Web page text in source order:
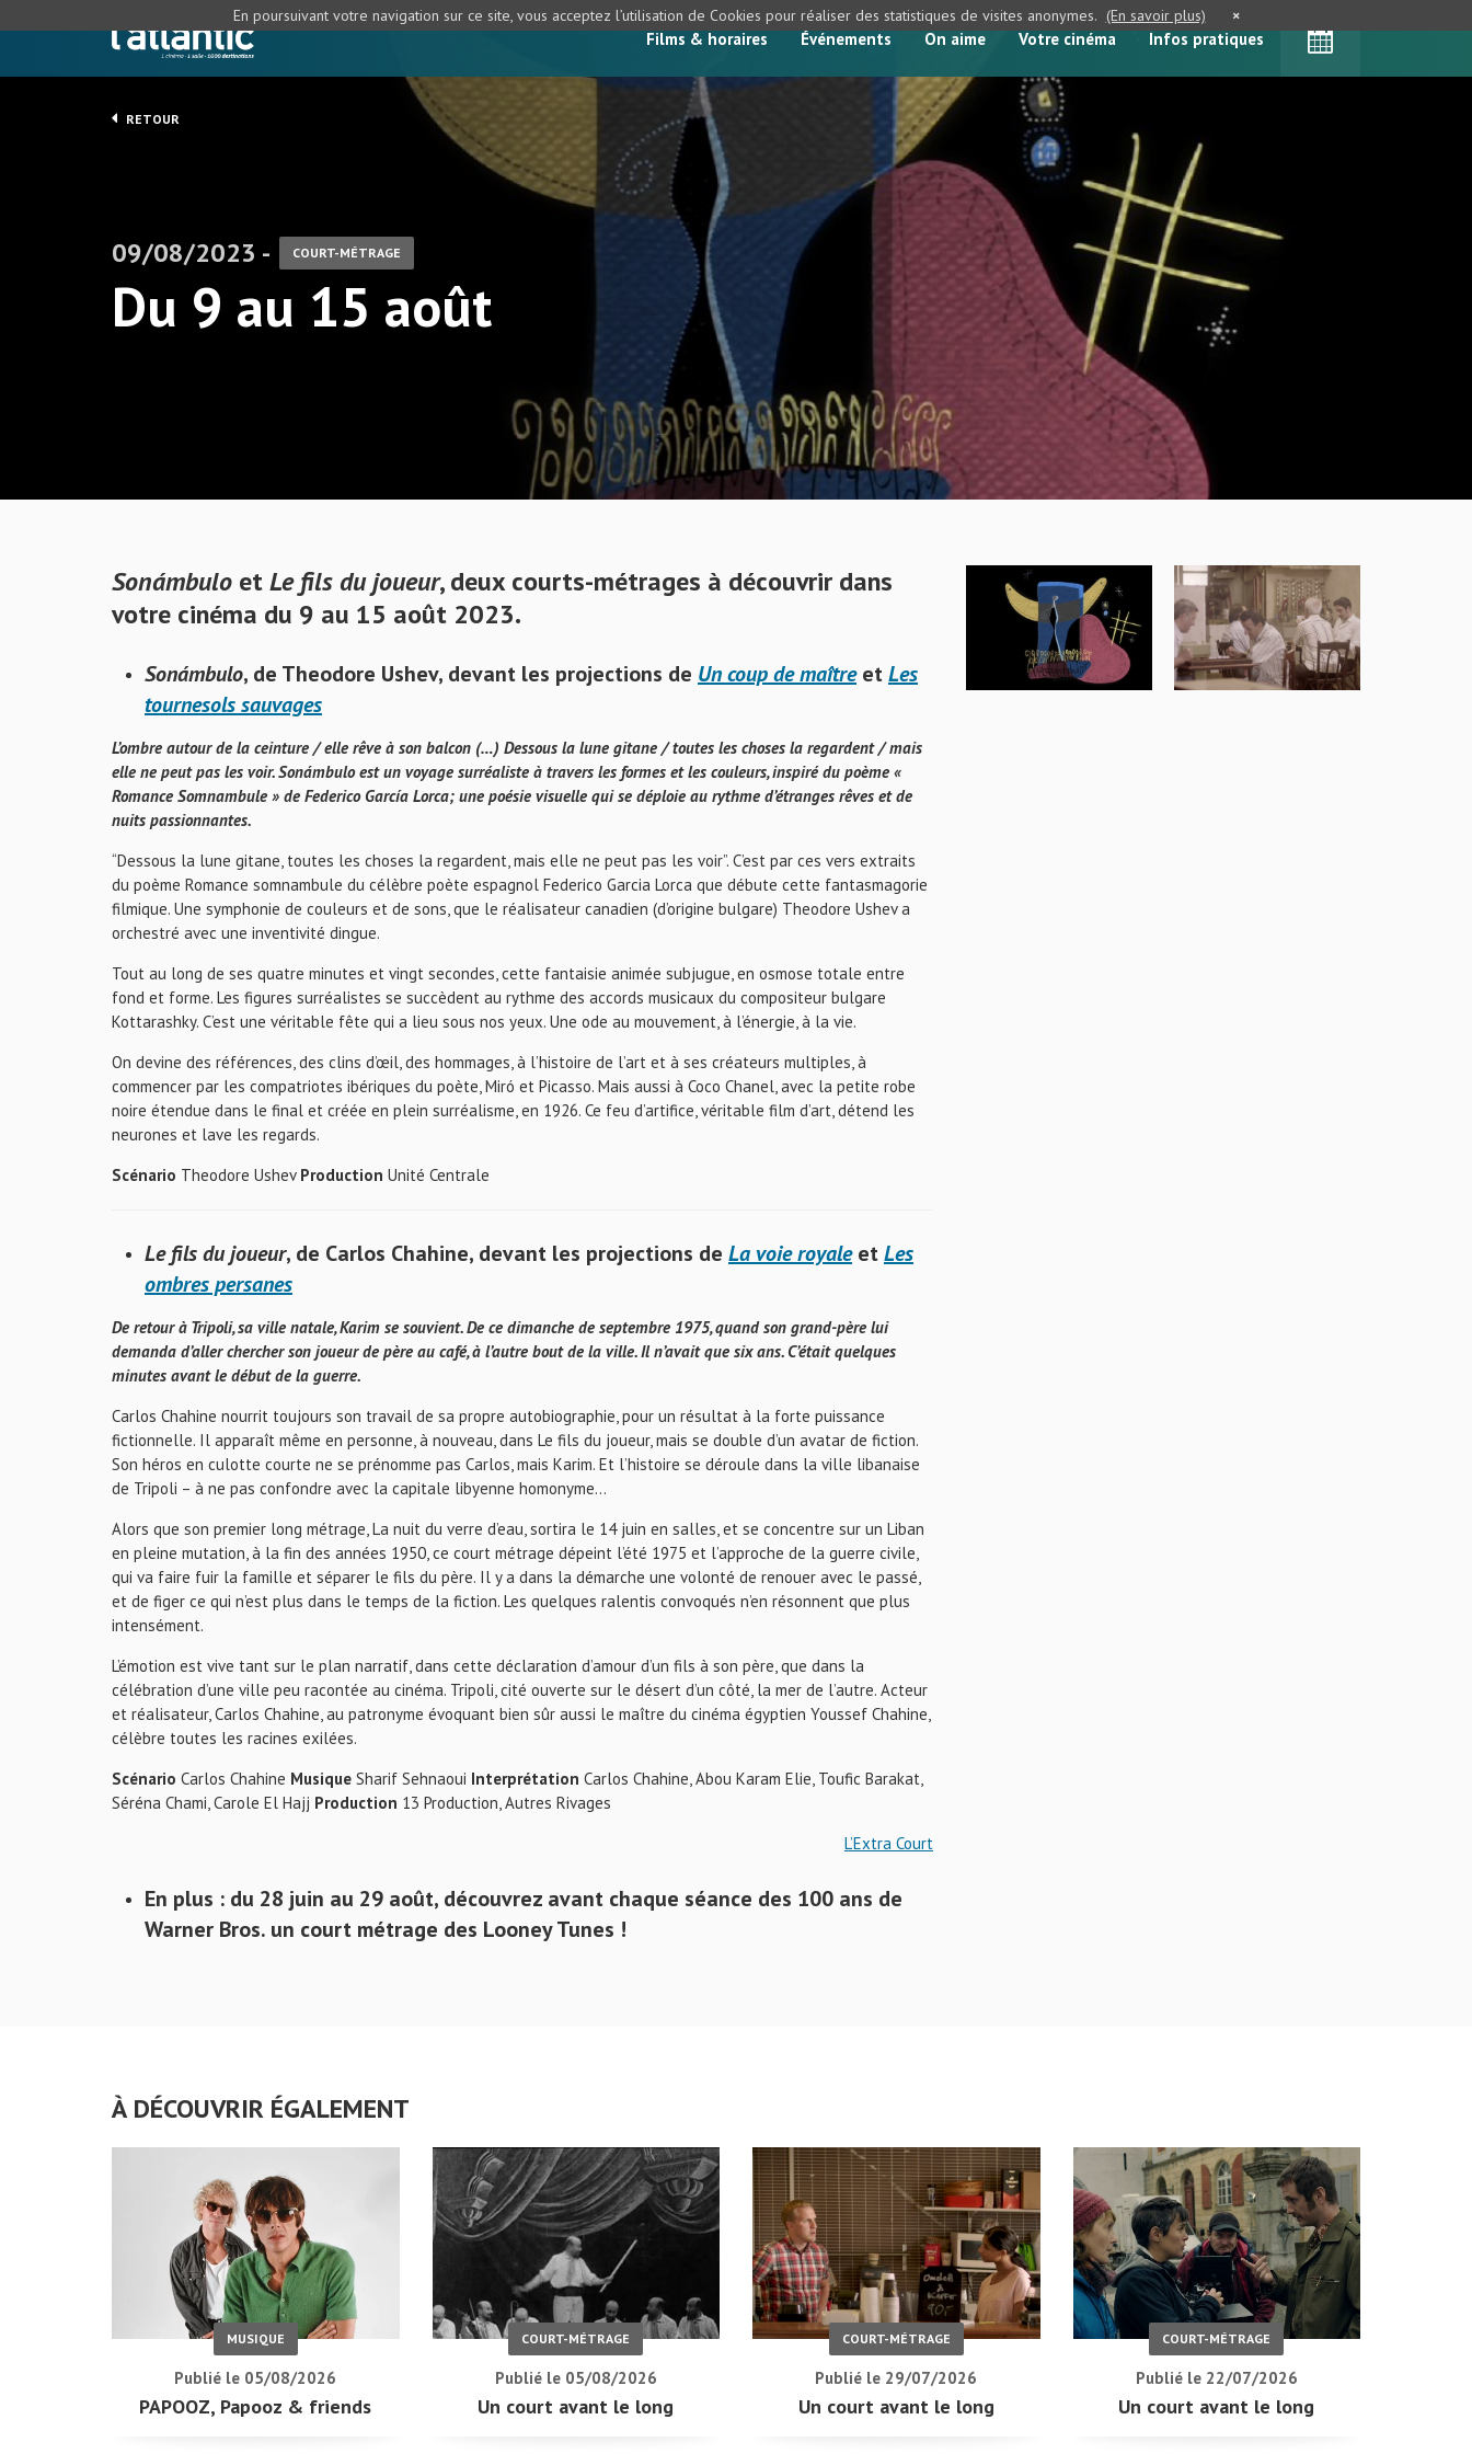
Films & horaires Événements On aime Votre cinéma Infos pratiques
RETOUR
09/08/2023 - COURT-MÉTRAGE
Du 9 au 15 août
Sonámbulo etLe fils du joueur, deux courts-métrages à découvrir dans
votre cinéma du 9 au 15 août 2023.
Sonámbulo, de Theodore Ushev, devant les projections de Un coup de maîtreetLes
tournesols sauvages
L’ombre autour de la ceinture / elle rêve à son balcon (…) Dessous la lune gitane / toutes les choses la regardent / mais
elle ne peut pas les voir. Sonámbulo est un voyage surréaliste à travers les formes et les couleurs, inspiré du poème «
Romance Somnambule » de Federico García Lorca; une poésie visuelle qui se déploie au rythme d’étranges rêves et de
nuits passionnantes.
“Dessous la lune gitane, toutes les choses la regardent, mais elle ne peut pas les voir”. C’est par ces vers extraits
du poème Romance somnambule du célèbre poète espagnol Federico Garcia Lorca que débute cette fantasmagorie
filmique. Une symphonie de couleurs et de sons, que le réalisateur canadien (d’origine bulgare) Theodore Ushev a
orchestré avec une inventivité dingue.
Tout au long de ses quatre minutes et vingt secondes, cette fantaisie animée subjugue, en osmose totale entre
fond et forme. Les figures surréalistes se succèdent au rythme des accords musicaux du compositeur bulgare
Kottarashky. C’est une véritable fête qui a lieu sous nos yeux. Une ode au mouvement, à l’énergie, à la vie.
On devine des références, des clins d’œil, des hommages, à l’histoire de l’art et à ses créateurs multiples, à
commencer par les compatriotes ibériques du poète, Miró et Picasso. Mais aussi à Coco Chanel, avec la petite robe
noire étendue dans le final et créée en plein surréalisme, en 1926. Ce feu d’artifice, véritable film d’art, détend les
neurones et lave les regards.
Scénario Theodore Ushev Production Unité Centrale
Le fils du joueur, de Carlos Chahine, devant les projections de La voie royaleetLes
ombres persanes
De retour à Tripoli, sa ville natale, Karim se souvient. De ce dimanche de septembre 1975, quand son grand-père lui
demanda d’aller chercher son joueur de père au café, à l’autre bout de la ville. Il n’avait que six ans. C’était quelques
minutes avant le début de la guerre.
Carlos Chahine nourrit toujours son travail de sa propre autobiographie, pour un résultat à la forte puissance
fictionnelle. Il apparaît même en personne, à nouveau, dans Le fils du joueur, mais se double d’un avatar de fiction.
Son héros en culotte courte ne se prénomme pas Carlos, mais Karim. Et l’histoire se déroule dans la ville libanaise
de Tripoli – à ne pas confondre avec la capitale libyenne homonyme…
Alors que son premier long métrage, La nuit du verre d’eau, sortira le 14 juin en salles, et se concentre sur un Liban
en pleine mutation, à la fin des années 1950, ce court métrage dépeint l’été 1975 et l’approche de la guerre civile,
qui va faire fuir la famille et séparer le fils du père. Il y a dans la démarche une volonté de renouer avec le passé,
et de figer ce qui n’est plus dans le temps de la fiction. Les quelques ralentis convoqués n’en résonnent que plus
intensément.
L’émotion est vive tant sur le plan narratif, dans cette déclaration d’amour d’un fils à son père, que dans la
célébration d’une ville peu racontée au cinéma. Tripoli, cité ouverte sur le désert d’un côté, la mer de l’autre. Acteur
et réalisateur, Carlos Chahine, au patronyme évoquant bien sûr aussi le maître du cinéma égyptien Youssef Chahine,
célèbre toutes les racines exilées.
Scénario Carlos Chahine Musique Sharif Sehnaoui Interprétation Carlos Chahine, Abou Karam Elie, Toufic Barakat,
Séréna Chami, Carole El Hajj Production 13 Production, Autres Rivages
L’Extra Court
En plus : du 28 juin au 29 août, découvrez avant chaque séance des 100 ans de
Warner Bros. un court métrage des Looney Tunes !
À DÉCOUVRIR ÉGALEMENT
MUSIQUE
Publié le 05/08/2026
PAPOOZ, Papooz & friends
COURT-MÉTRAGE
Publié le 05/08/2026
Un court avant le long
COURT-MÉTRAGE
Publié le 29/07/2026
Un court avant le long
COURT-MÉTRAGE
Publié le 22/07/2026
Un court avant le long
En poursuivant votre navigation sur ce site, vous acceptez l’utilisation de Cookies pour réaliser des statistiques de visites anonymes. (En savoir plus) ×